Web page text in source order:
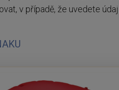
v případě, že uvedete